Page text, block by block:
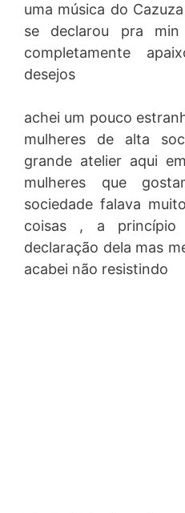
uma música do
se declarou pra
completamente
desejos
achei um pouco
mulheres de alta
grande atelier aqui
mulheres que
sociedade falava
coisas , a
declaração dela mas
acabei não resistindo